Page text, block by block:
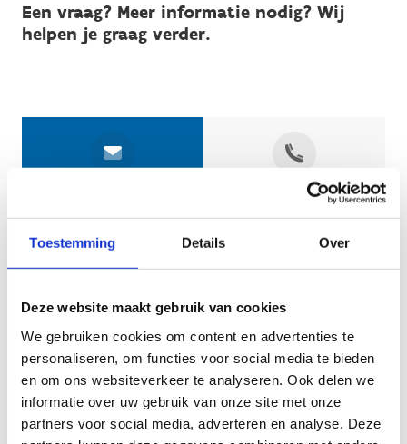
Toestemming Details Over
Deze website maakt gebruik van cookies
We gebruiken cookies om content en advertenties te
personaliseren, om functies voor social media te bieden
en om ons websiteverkeer te analyseren. Ook delen we
informatie over uw gebruik van onze site met onze
partners voor social media, adverteren en analyse. Deze
Een vraag? Meer informatie nodig? Wij
helpen je graag verder.
Geef aan tot welk domein jouw vraag behoort